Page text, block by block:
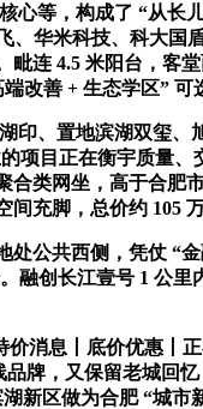
等，构成了 “从长
华米科技、科大
连 4.5 米阳台，客
改善 + 生态学区” 可
、置地滨湖双玺、
项目正在衡宇质量
类网坐，高于合
充脚，总价约 105 万
共西侧，凭仗 “
创长江壹号 1 公
息丨底价优惠丨
牌，又保留老城回
区做为合肥 “城市